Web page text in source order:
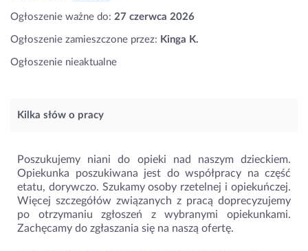
Ogłoszenie ważne do: 27 czerwca 2026
Ogłoszenie zamieszczone przez: Kinga K.
Ogłoszenie nieaktualne
Kilka słów o pracy
Poszukujemy niani do opieki nad naszym dzieckiem.
Opiekunka poszukiwana jest do współpracy na część
etatu, dorywczo. Szukamy osoby rzetelnej i opiekuńczej.
Więcej szczegółów związanych z pracą doprecyzujemy
po otrzymaniu zgłoszeń z wybranymi opiekunkami.
Zachęcamy do zgłaszania się na naszą ofertę.